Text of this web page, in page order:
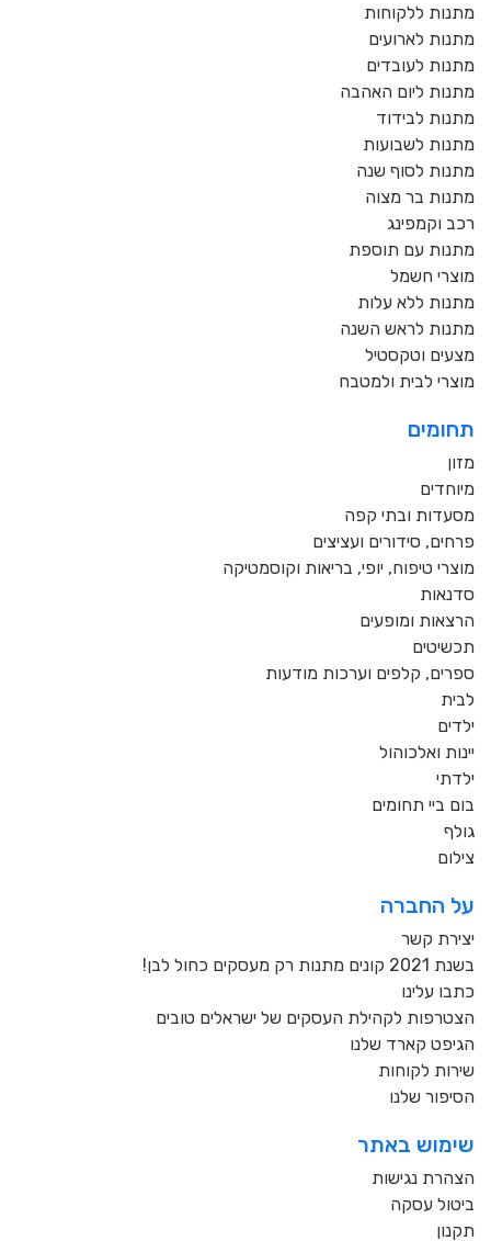
מתנות ללקוחות
מתנות לארועים
מתנות לעובדים
מתנות ליום האהבה
מתנות לבידוד
מתנות לשבועות
מתנות לסוף שנה
מתנות בר מצוה
רכב וקמפינג
מתנות עם תוספת
מוצרי חשמל
מתנות ללא עלות
מתנות לראש השנה
מצעים וטקסטיל
מוצרי לבית ולמטבח
תחומים
מזון
מיוחדים
מסעדות ובתי קפה
פרחים, סידורים ועציצים
מוצרי טיפוח, יופי, בריאות וקוסמטיקה
סדנאות
הרצאות ומופעים
תכשיטים
ספרים, קלפים וערכות מודעות
לבית
ילדים
יינות ואלכוהול
ילדתי
בום ביי תחומים
גולף
צילום
על החברה
יצירת קשר
בשנת 2021 קונים מתנות רק מעסקים כחול לבן!
כתבו עלינו
הצטרפות לקהילת העסקים של ישראלים טובים
הגיפט קארד שלנו
שירות לקוחות
הסיפור שלנו
שימוש באתר
הצהרת נגישות
ביטול עסקה
תקנון